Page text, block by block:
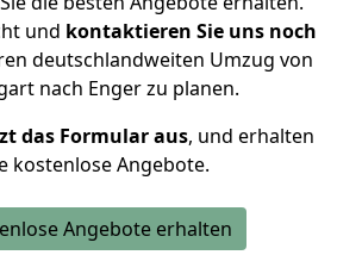
und kontaktieren Sie uns noch
deutschlandweiten Umzug von
nach Enger zu planen.
das Formular aus, und erhalten
kostenlose Angebote.
Angebote erhalten